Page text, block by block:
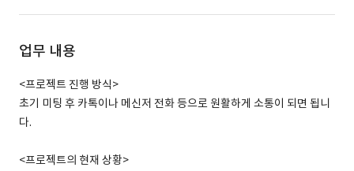
업무 내용
<프로젝트 진행 방식>
초기 미팅 후 카톡이나 메신저 전화 등으로 원활하게 소통이 되면 됩니
다.
<프로젝트의 현재 상황>